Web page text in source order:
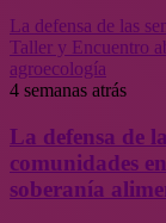
La defensa de las
Taller y Encuentro
agroecología
4 semanas atrás
La defensa de
comunidades
soberanía